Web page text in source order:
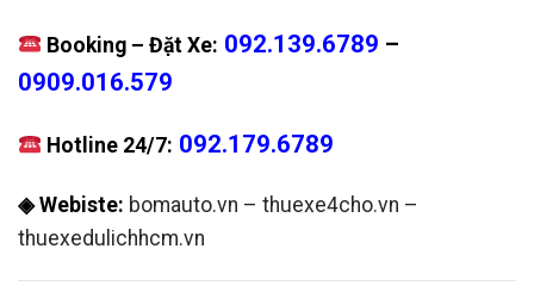
Booking – Đặt Xe: 092.139.6789 –
0909.016.579
Hotline 24/7: 092.179.6789
◈ Webiste: bomauto.vn – thuexe4cho.vn –
thuexedulichhcm.vn